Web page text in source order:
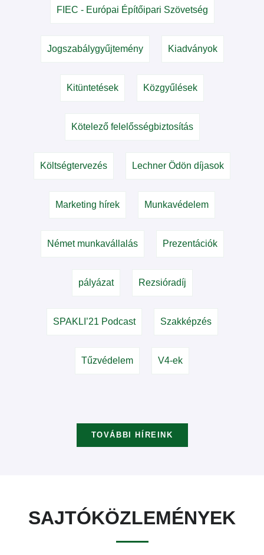
FIEC - Európai Építőipari Szövetség
Jogszabálygyűjtemény Kiadványok
Kitüntetések Közgyűlések
Kötelező felelősségbiztosítás
Költségtervezés Lechner Ödön díjasok
Marketing hírek Munkavédelem
Német munkavállalás Prezentációk
pályázat Rezsióradíj
SPAKLI’21 Podcast Szakképzés
Tűzvédelem V4-ek
TOVÁBBI HÍREINK
SAJTÓKÖZLEMÉNYEK